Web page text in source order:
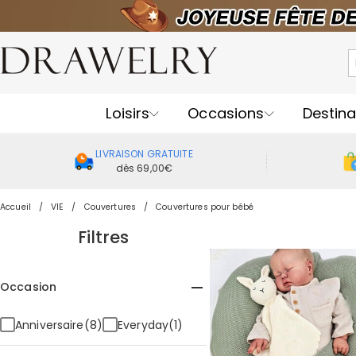
Loisirs Occasions
LIVRAISON GRATUITE
dès 69,00€
Accueil VIE Couvertures Couvertures pour bébé
Filtres
Occasion
Anniversaire(8) Everyday(1)